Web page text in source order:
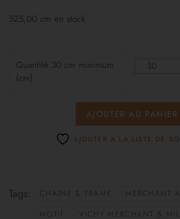
525,00 cm en stock
Quantité 30 cm minimum
(cm)
AJOUTER AU PANIER
AJOUTER À LA LISTE DE
Tags: